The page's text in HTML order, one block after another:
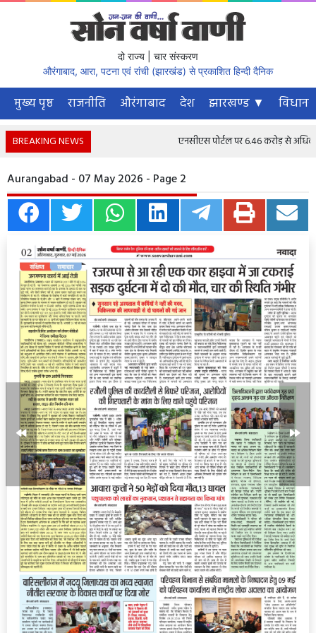
दो राज्य | चार संस्करण
औरंगाबाद, आरा, पटना एवं रांची (झारखंड) से प्रकाशित हिन्दी दैनिक
मुख्य पृष्ठ राजनीति औरंगाबाद देश झारखण्ड ▼
BREAKING NEWS एनसीएस पोर्टल पर 6.46 करोड़ से अधिक
Aurangabad - 07 May 2026 - Page 2